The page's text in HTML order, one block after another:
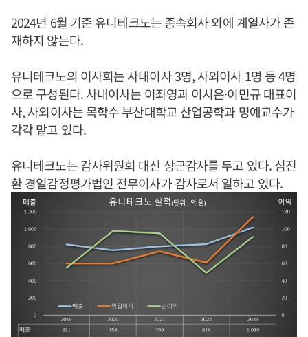
2024년 6월 기준 유니테크노는 종속회사 외에 계열사가 존
재하지 않는다.
유니테크노의 이사회는 사내이사 3명, 사외이사 1명 등 4명
으로 구성된다. 사내이사는 이좌영과 이시은·이민규 대표이
사, 사외이사는 목학수 부산대학교 산업공학과 명예교수가
각각 맡고 있다.
유니테크노는 감사위원회 대신 상근감사를 두고 있다. 심진
환 경일감정평가법인 전무이사가 감사로서 일하고 있다.